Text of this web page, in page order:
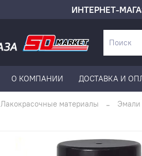
ИНТЕРНЕТ-
О КОМПАНИИ ДОСТАВКА И
Лакокрасочные материалы Эмали